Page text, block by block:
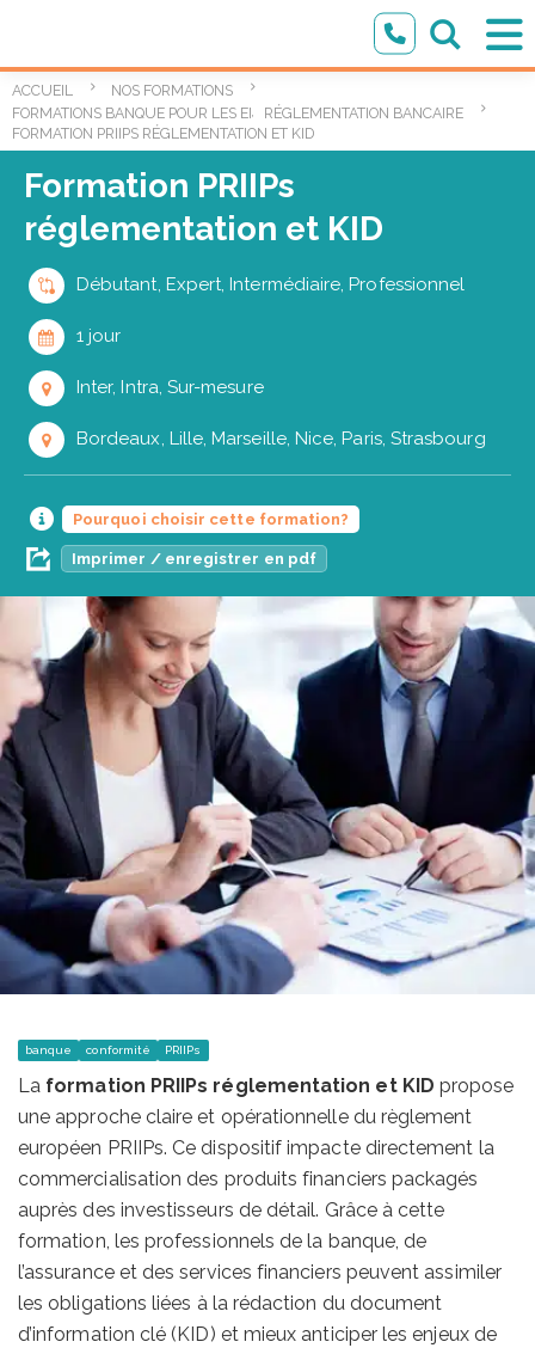
ACCUEIL
NOS FORMATIONS
FORMATIONS BANQUE POUR LES ENTREPRISES
,
RÉGLEMENTATION BANCAIRE
FORMATION PRIIPS RÉGLEMENTATION ET KID
Formation PRIIPs
réglementation et KID
Débutant, Expert, Intermédiaire, Professionnel
1 jour
Inter, Intra, Sur-mesure
Bordeaux, Lille, Marseille, Nice, Paris, Strasbourg
Pourquoi choisir cette formation?
Imprimer / enregistrer en pdf
banque conformité PRIIPs
La formation PRIIPs réglementation et KID propose
une approche claire et opérationnelle du règlement
européen PRIIPs. Ce dispositif impacte directement la
commercialisation des produits financiers packagés
auprès des investisseurs de détail. Grâce à cette
formation, les professionnels de la banque, de
l’assurance et des services financiers peuvent assimiler
les obligations liées à la rédaction du document
d’information clé (KID) et mieux anticiper les enjeux de